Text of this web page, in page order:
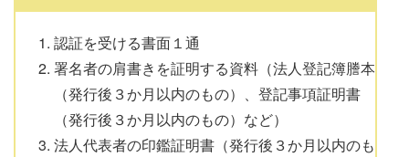
認証を受ける書面１通
署名者の肩書きを証明する資料（法人登記簿謄本
（発行後３か月以内のもの）、登記事項証明書
（発行後３か月以内のもの）など）
法人代表者の印鑑証明書（発行後３か月以内のも